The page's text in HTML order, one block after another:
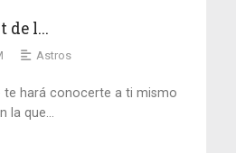
de l...
Astros
te hará conocerte a ti mismo
la que...